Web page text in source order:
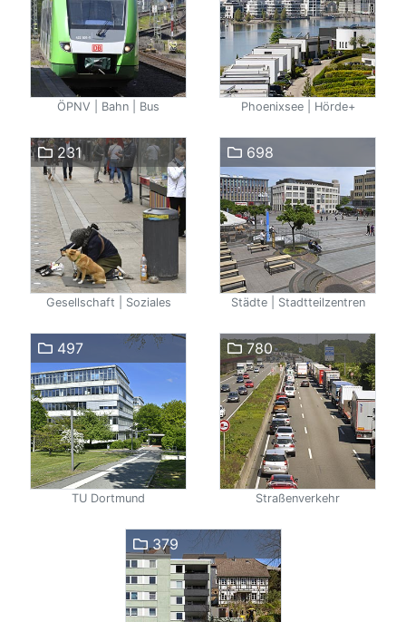
ÖPNV | Bahn | Bus Phoenixsee | Hörde+
231
Gesellschaft | Soziales
698
Städte | Stadtteilzentren
497
TU Dortmund
780
Straßenverkehr
379